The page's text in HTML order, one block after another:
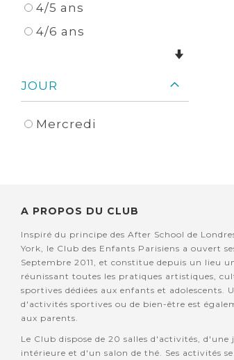
4/5 ans
4/6 ans
JOUR
Mercredi
A PROPOS DU CLUB
Inspiré du principe des After School de
York, le Club des Enfants Parisiens a ouvert
Septembre 2011, et constitue depuis un lieu
réunissant toutes les pratiques artistiques,
sportives dédiées aux enfants et adolescents.
d'activités sportives ou de bien-être est
aux parents.
Le Club dispose de 20 salles d'activités, d'une
intérieure et d'un salon de thé. Ses activités